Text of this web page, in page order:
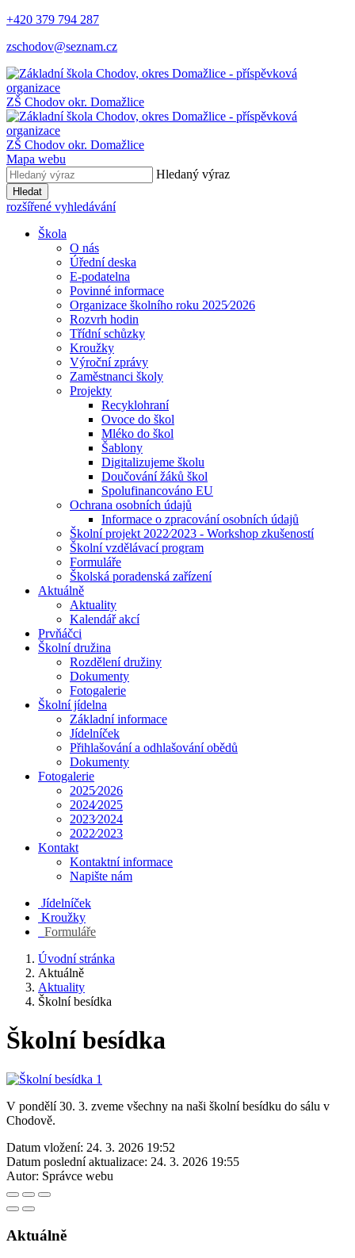
+420 379 794 287
zschodov@seznam.cz
ZŠ Chodov okr. Domažlice
ZŠ Chodov okr. Domažlice
Mapa webu
Hledaný výraz
Hledat
rozšířené vyhledávání
Škola
O nás
Úřední deska
E-podatelna
Povinné informace
Organizace školního roku 2025⁄2026
Rozvrh hodin
Třídní schůzky
Kroužky
Výroční zprávy
Zaměstnanci školy
Projekty
Recyklohraní
Ovoce do škol
Mléko do škol
Šablony
Digitalizujeme školu
Doučování žáků škol
Spolufinancováno EU
Ochrana osobních údajů
Informace o zpracování osobních údajů
Školní projekt 2022⁄2023 - Workshop zkušeností
Školní vzdělávací program
Formuláře
Školská poradenská zařízení
Aktuálně
Aktuality
Kalendář akcí
Prvňáčci
Školní družina
Rozdělení družiny
Dokumenty
Fotogalerie
Školní jídelna
Základní informace
Jídelníček
Přihlašování a odhlašování obědů
Dokumenty
Fotogalerie
2025⁄2026
2024⁄2025
2023⁄2024
2022⁄2023
Kontakt
Kontaktní informace
Napište nám
Jídelníček
Kroužky
Formuláře
Úvodní stránka
Aktuálně
Aktuality
Školní besídka
Školní besídka
V pondělí 30. 3. zveme všechny na naši školní besídku do sálu v
Chodově.
Datum vložení: 24. 3. 2026 19:52
Datum poslední aktualizace: 24. 3. 2026 19:55
Autor: Správce webu
Aktuálně